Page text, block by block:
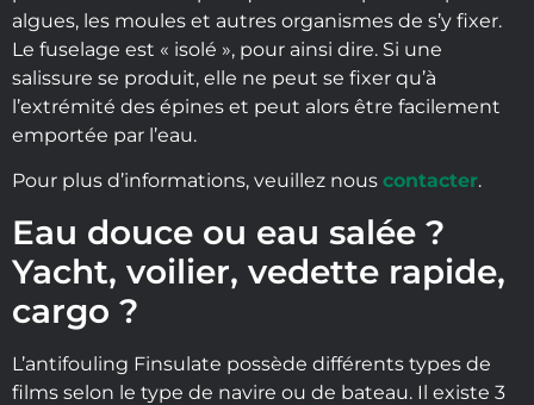
algues, les moules et autres organismes de s’y fixer.
Le fuselage est « isolé », pour ainsi dire. Si une
salissure se produit, elle ne peut se fixer qu’à
l’extrémité des épines et peut alors être facilement
emportée par l’eau.
Pour plus d’informations, veuillez nous contacter.
Eau douce ou eau salée ?
Yacht, voilier, vedette rapide,
cargo ?
L’antifouling Finsulate possède différents types de
films selon le type de navire ou de bateau. Il existe 3